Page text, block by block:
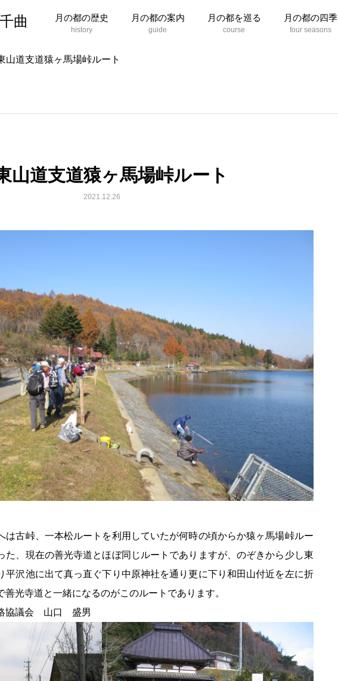
曲 月の都の歴史 月の都の案内 月の都を巡る 月の都の四季
山道支道猿ヶ馬場峠ルート
山道支道猿ヶ馬場峠ルート
2021.12.26
古峠、一本松ルートを利用していたが何時の頃からか猿ヶ馬場峠ルー
た、現在の善光寺道とほぼ同じルートでありますが、のぞきから少し東
平沢池に出て真っ直ぐ下り中原神社を通り更に下り和田山付近を左に折
光寺道と一緒になるのがこのルートであります。
協議会 山口 盛男